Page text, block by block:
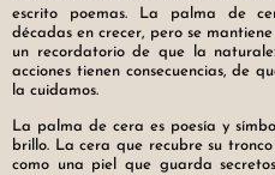
escrito poemas. La palma de
décadas en crecer, pero se
un recordatorio de que la
acciones tienen consecuencias, de
la cuidamos.
La palma de cera es poesía y
brillo. La cera que recubre su
como una piel que guarda